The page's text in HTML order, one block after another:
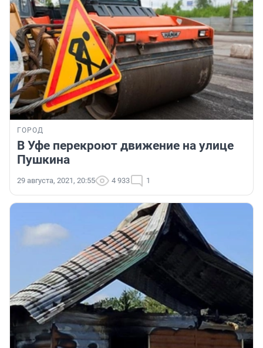
ГОРОД
В Уфе перекроют движение на улице
Пушкина
29 августа, 2021, 20:55 4 933 1